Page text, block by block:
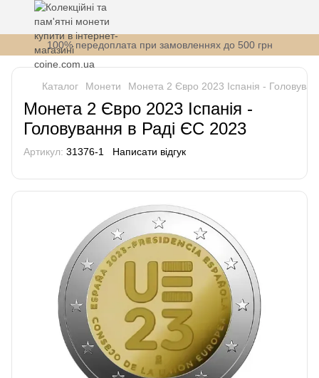
100% передоплата при замовленнях до 500 грн
Каталог Монети Монета 2 Євро 2023 Іспанія -
Монета 2 Євро 2023 Іспанія -
Головування в Раді ЄС 2023
Артикул: 31376-1 Написати відгук